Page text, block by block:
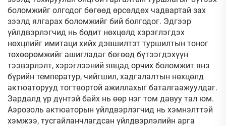
боломжийг олгодог бөгөөд өрсөлдөх чадвартай зах
зээлд ялгарах боломжийг бий болгодог. Эдгээр
үйлдвэрлэгчид нь бодит нөхцөлд хэрэглэгдэх
нөхцлийг имитаци хийх дэвшилтэт туршилтын тоног
төхөөрөмжийг ашигладаг бөгөөд бүтээгдэхүүн
тээвэрлэлт, хэрэглээний явцад орчих боломжит янз
бүрийн температур, чийгшил, хадгалалтын нөхцөлд
актюаторууд тогтвортой ажиллахыг баталгаажуулдаг.
Зардалд үр дүнтэй байх нь өөр нэг том давуу тал юм.
Аэрозоль актюаторын үйлдвэрлэгчид нь хэмнэлттэй
хэмжээ, тусгайланчлагдсан үйлдвэрлэлийн арга